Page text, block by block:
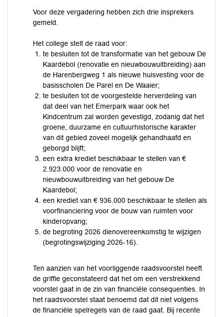
Voor deze vergadering hebben zich drie insprekers
gemeld.
Het college stelt de raad voor:
te besluiten tot de transformatie van het gebouw De
Kaardebol (renovatie en nieuwbouwuitbreiding) aan
de Harenbergweg 1 als nieuwe huisvesting voor de
basisscholen De Parel en De Waaier;
te besluiten tot de voorgestelde herverdeling van
dat deel van het Emerpark waar ook het
Kindcentrum zal worden gevestigd, zodanig dat het
groene, duurzame en cultuurhistorische karakter
van dit gebied zoveel mogelijk gehandhaafd en
geborgd blijft;
een extra krediet beschikbaar te stellen van €
2.923.000 voor de renovatie en
nieuwbouwuitbreiding van het gebouw De
Kaardebol;
een krediet van € 936.000 beschikbaar te stellen als
voorfinanciering voor de bouw van ruimten voor
kinderopvang;
de begroting 2026 dienovereenkomstig te wijzigen
(begrotingswijziging 2026-16).
Ten aanzien van het voorliggende raadsvoorstel heeft
de griffie geconstateerd dat het om een verstrekkend
voorstel gaat in de zin van financiële consequenties. In
het raadsvoorstel staat benoemd dat dit niet volgens
de financiële spelregels van de raad gaat. Bij recente